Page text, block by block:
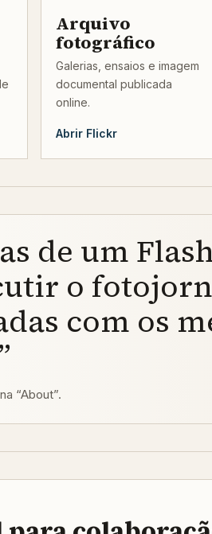
Arquivo
fotográfico
Galerias, ensaios e imagem
documental publicada
online.
Abrir Flickr
de um
o
com os
“About”.